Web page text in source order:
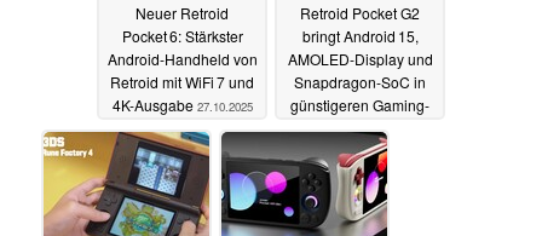
Neuer Retroid
Pocket 6: Stärkster
Android-Handheld von
Retroid mit WiFi 7 und
4K-Ausgabe 27.10.2025
Retroid Pocket G2
bringt Android 15,
AMOLED-Display und
Snapdragon-SoC in
günstigeren Gaming-
Handheld27.10.2025